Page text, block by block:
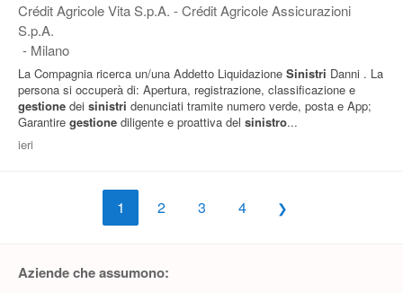
Crédit Agricole Vita S.p.A. - Crédit Agricole Assicurazioni
S.p.A.
- Milano
La Compagnia ricerca un/una Addetto Liquidazione Sinistri Danni . La
persona si occuperà di: Apertura, registrazione, classificazione e
gestione dei sinistri denunciati tramite numero verde, posta e App;
Garantire gestione diligente e proattiva del sinistro...
ieri
1 2 3 4
Aziende che assumono: